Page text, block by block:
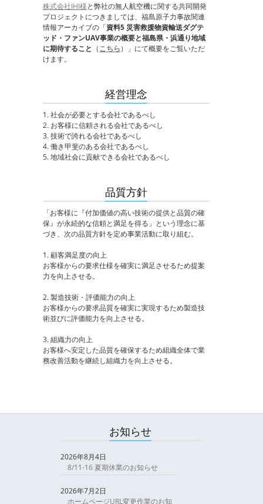
株式会社IHI様と弊社の無人航空機に関する共同開発
プロジェクトにつきましては、福島原子力事故関連
情報アーカイブの「資料5 災害救援物資輸送ダグテ
ッド・ファンUAV事業の概要と福島県・浜通り地域
に期待すること （こちら）」にて概要をご覧いただ
けます。
経営理念
1. 社会が必要とする会社であるべし
2. お客様に信頼される会社であるべし
3. 技術で誇れる会社であるべし
4. 働き甲斐のある会社であるべし
5. 地域社会に貢献できる会社であるべし
品質方針
「お客様に『付加価値の高い技術の提供と品質の確
保』が永続的な信頼と満足を得る」という理念に基
づき、次の品質方針を定め事業活動に取り組む。
1. 顧客満足度の向上
お客様からの要求仕様を確実に満足させるため提案
力を向上させる。
2. 製造技術・評価能力の向上
お客様からの要求品質を確実に実現するため製造技
術並びに評価能力を向上させる。
3. 組織力の向上
お客様へ安定した品質を確保するため組織全体で業
務改善活動を継続し組織力を向上させる。
お知らせ
2026年8月4日
8/11-16 夏期休業のお知らせ
2026年7月2日
ホームページURL変更作業のお知